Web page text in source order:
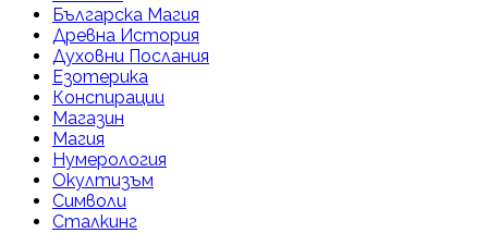
Българска Магия
Древна История
Духовни Послания
Езотерика
Конспирации
Магазин
Магия
Нумерология
Окултизъм
Символи
Сталкинг